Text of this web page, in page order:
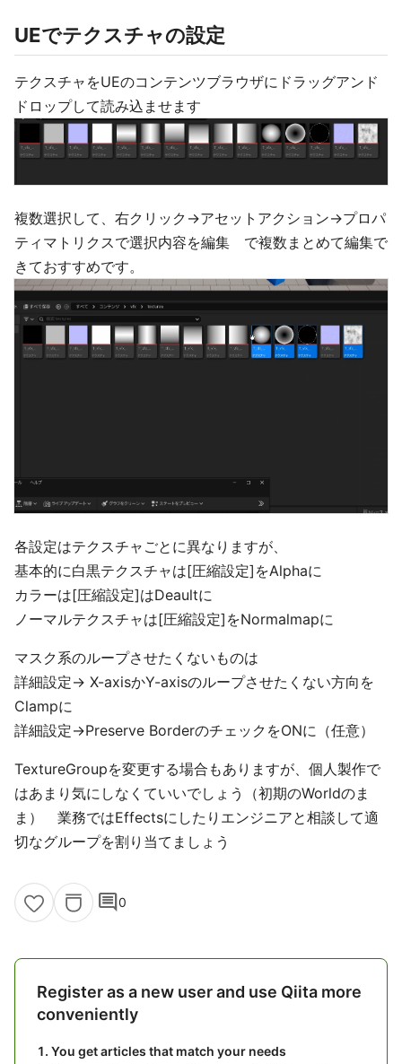
UEでテクスチャの設定
テクスチャをUEのコンテンツブラウザにドラッグアンド
ドロップして読み込ませます
複数選択して、右クリック→アセットアクション→プロパ
ティマトリクスで選択内容を編集 で複数まとめて編集で
きておすすめです。
各設定はテクスチャごとに異なりますが、
基本的に白黒テクスチャは[圧縮設定]をAlphaに
カラーは[圧縮設定]はDeaultに
ノーマルテクスチャは[圧縮設定]をNormalmapに
マスク系のループさせたくないものは
詳細設定→ X-axisかY-axisのループさせたくない方向を
Clampに
詳細設定→Preserve BorderのチェックをONに（任意）
TextureGroupを変更する場合もありますが、個人製作で
はあまり気にしなくていいでしょう（初期のWorldのま
ま） 業務ではEffectsにしたりエンジニアと相談して適
切なグループを割り当てましょう
comment0
Register as a new user and use Qiita more
conveniently
You get articles that match your needs